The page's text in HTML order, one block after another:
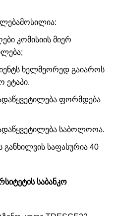
კომისიის მიერ
ხელმეორედ გაიაროს
ეტაპი.
ფორმდება
საბოლოოა.
განხილვის საფასურია 40
საბანკო